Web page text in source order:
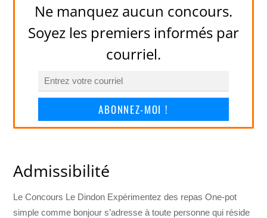
Ne manquez aucun concours.
Soyez les premiers informés par
courriel.
ABONNEZ-MOI !
Admissibilité
Le Concours Le Dindon Expérimentez des repas One-pot
simple comme bonjour s’adresse à toute personne qui réside